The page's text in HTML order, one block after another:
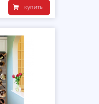
купить